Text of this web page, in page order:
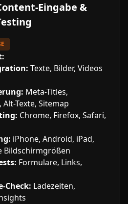
Eingabe &
Texte, Bilder, Videos
Meta-Titles,
Texte, Sitemap
Chrome, Firefox, Safari,
iPhone, Android, iPad,
Bildschirmgrößen
Formulare, Links,
Check: Ladezeiten,